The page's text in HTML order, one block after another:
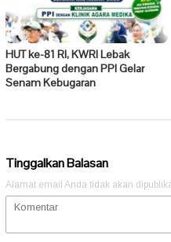
HUT ke-81 RI, KWRI Lebak
Bergabung dengan PPI Gelar
Senam Kebugaran
Tinggalkan Balasan
Alamat email Anda tidak akan